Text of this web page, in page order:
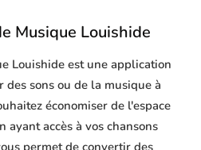
Musique Louishide
Louishide est une application
sons ou de la musique à
économiser de l'espace
accès à vos chansons